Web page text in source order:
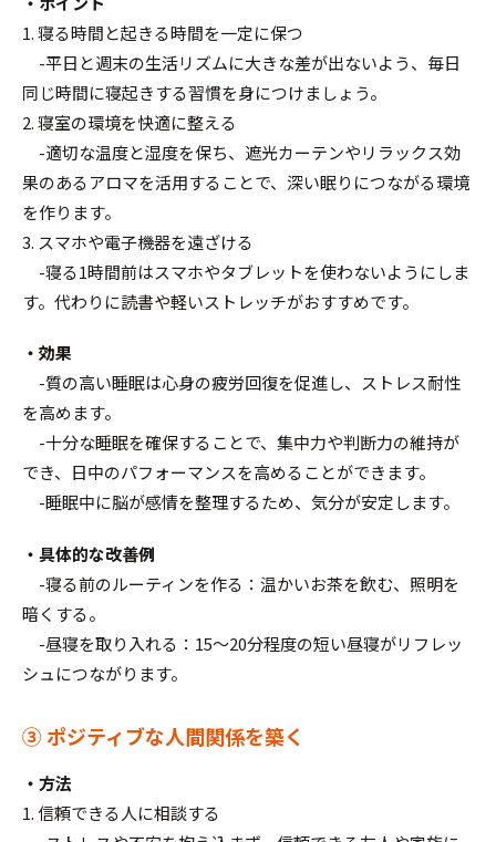
1. 寝る時間と起きる時間を一定に保つ
-平日と週末の生活リズムに大きな差が出ないよう、毎日
同じ時間に寝起きする習慣を身につけましょう。
2. 寝室の環境を快適に整える
-適切な温度と湿度を保ち、遮光カーテンやリラックス効
果のあるアロマを活用することで、深い眠りにつながる環境
を作ります。
3. スマホや電子機器を遠ざける
-寝る1時間前はスマホやタブレットを使わないようにしま
す。代わりに読書や軽いストレッチがおすすめです。
・効果
-質の高い睡眠は心身の疲労回復を促進し、ストレス耐性
を高めます。
-十分な睡眠を確保することで、集中力や判断力の維持が
でき、日中のパフォーマンスを高めることができます。
-睡眠中に脳が感情を整理するため、気分が安定します。
・具体的な改善例
-寝る前のルーティンを作る：温かいお茶を飲む、照明を
暗くする。
-昼寝を取り入れる：15～20分程度の短い昼寝がリフレッ
シュにつながります。
③ ポジティブな人間関係を築く
・方法
1. 信頼できる人に相談する